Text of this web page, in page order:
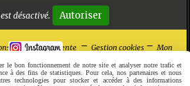
désactivé. Autoriser
générales de vente Gestion cookies
Mon
Créer un site internet
le bon fonctionnement de notre site et analyser notre trafic et
à des fins de statistiques. Pour cela, nos partenaires et nous
technologies pour stocker et accéder à des informations